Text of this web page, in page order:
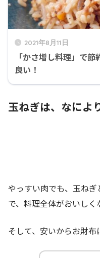
2021年8月11日
「かさ増し料理」で
良い！
玉ねぎは、なによ
やっすい肉でも、玉ね
で、料理全体がおいしく
そして、安いからお財布